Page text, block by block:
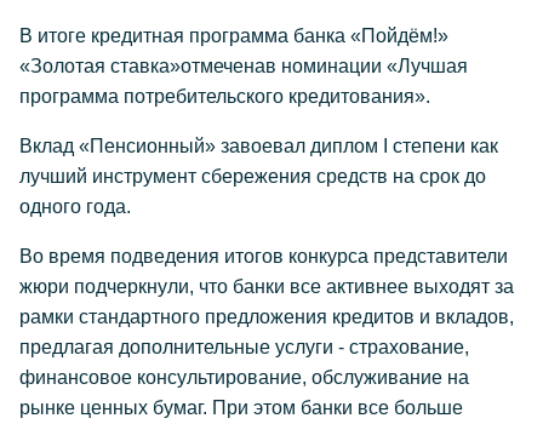
В итоге кредитная программа банка «Пойдём!»
«Золотая ставка»отмеченав номинации «Лучшая
программа потребительского кредитования».
Вклад «Пенсионный» завоевал диплом I степени как
лучший инструмент сбережения средств на срок до
одного года.
Во время подведения итогов конкурса представители
жюри подчеркнули, что банки все активнее выходят за
рамки стандартного предложения кредитов и вкладов,
предлагая дополнительные услуги - страхование,
финансовое консультирование, обслуживание на
рынке ценных бумаг. При этом банки все больше